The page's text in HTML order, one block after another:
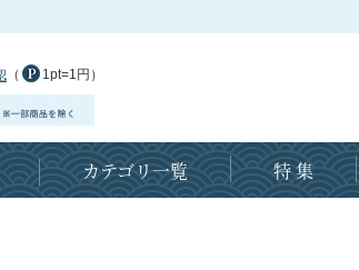
（ 1pt=1円）
カテゴリ一覧 特 集